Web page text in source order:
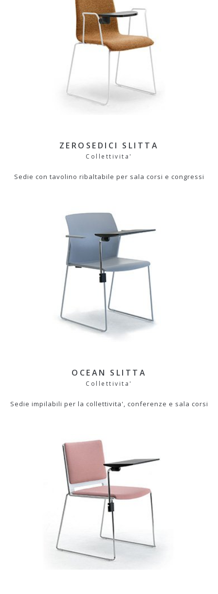
ZEROSEDICI SLITTA
Collettivita'
Sedie con tavolino ribaltabile per sala corsi e congressi
OCEAN SLITTA
Collettivita'
Sedie impilabili per la collettivita', conferenze e sala corsi